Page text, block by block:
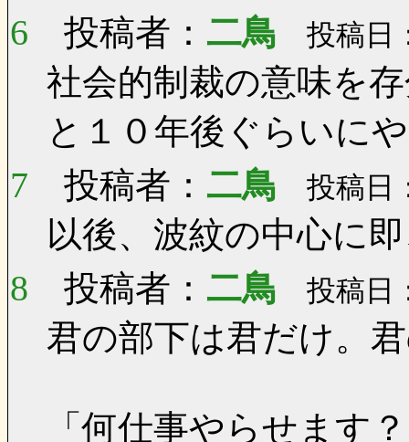
6 投稿者： 二鳥 投稿日
社会的制裁の意味を
と１０年後ぐらいに
7 投稿者： 二鳥 投稿日
以後、波紋の中心に
8 投稿者： 二鳥 投稿日
君の部下は君だけ。
「何仕事やらせます